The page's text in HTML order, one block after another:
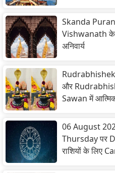
Skanda
Vishwanath के
अनिवार्य
और
Sawan में आत्मिक
06 August
Thursday पर
राशियों के लिए